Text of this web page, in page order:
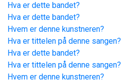
Hva er dette bandet?
Hva er dette bandet?
Hvem er denne kunstneren?
Hva er tittelen på denne sangen?
Hva er dette bandet?
Hva er tittelen på denne sangen?
Hvem er denne kunstneren?